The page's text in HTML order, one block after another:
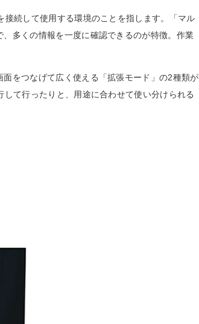
続して使用する環境のことを指します。「マル
多くの情報を一度に確認できるのが特徴。作業
をつなげて広く使える「拡張モード」の2種類が
て行ったりと、用途に合わせて使い分けられる